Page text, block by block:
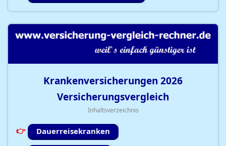
Krankenversicherungen 2026
Versicherungsvergleich
Inhaltsverzeichnis
Dauerreisekranken